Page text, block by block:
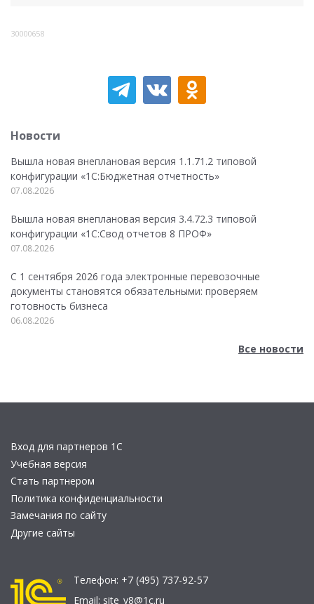
30000658
Новости
Вышла новая внеплановая версия 1.1.71.2 типовой
конфигурации «1C:Бюджетная отчетность»
07.08.2026
Вышла новая внеплановая версия 3.4.72.3 типовой
конфигурации «1C:Свод отчетов 8 ПРОФ»
07.08.2026
С 1 сентября 2026 года электронные перевозочные
документы становятся обязательными: проверяем
готовность бизнеса
06.08.2026
Все новости
Вход для партнеров 1С
Учебная версия
Стать партнером
Политика конфиденциальности
Замечания по сайту
Другие сайты
Телефон: +7 (495) 737-92-57
Email: site_v8@1c.ru